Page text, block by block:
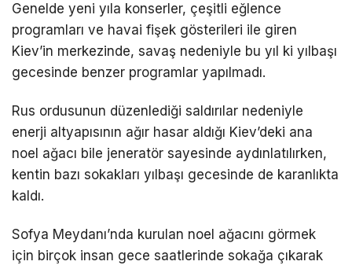
Genelde yeni yıla konserler, çeşitli eğlence
programları ve havai fişek gösterileri ile giren
Kiev’in merkezinde, savaş nedeniyle bu yıl ki yılbaşı
gecesinde benzer programlar yapılmadı.
Rus ordusunun düzenlediği saldırılar nedeniyle
enerji altyapısının ağır hasar aldığı Kiev’deki ana
noel ağacı bile jeneratör sayesinde aydınlatılırken,
kentin bazı sokakları yılbaşı gecesinde de karanlıkta
kaldı.
Sofya Meydanı’nda kurulan noel ağacını görmek
için birçok insan gece saatlerinde sokağa çıkarak